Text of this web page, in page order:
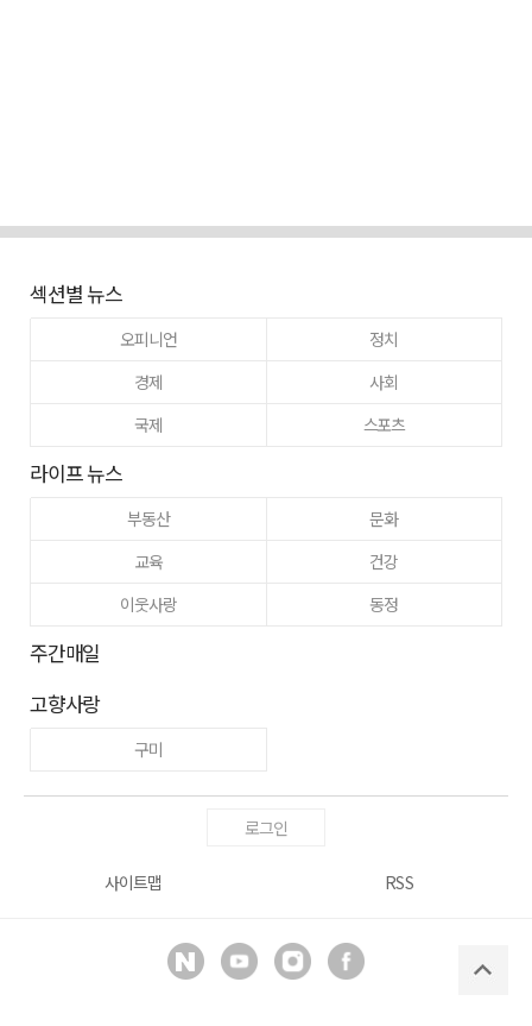
섹션별 뉴스
오피니언
정치
경제
사회
국제
스포츠
라이프 뉴스
부동산
문화
교육
건강
이웃사랑
동정
주간매일
고향사랑
구미
로그인
사이트맵 RSS